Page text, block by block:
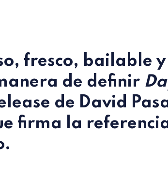
fresco, bailable y
de definir
de David
firma la